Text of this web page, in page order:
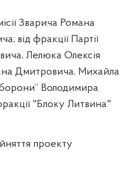
Зварича Романа
від фракції Партії
Лелюка Олексія
Дмитровича, Михайла
Володимира
"Блоку Литвина"
проекту